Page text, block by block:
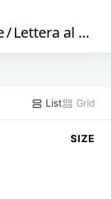
/Lettera al Ministro dell'Interno Matteo Salvini_. - Gabriele Del Grande (472)
List Grid
SIZE